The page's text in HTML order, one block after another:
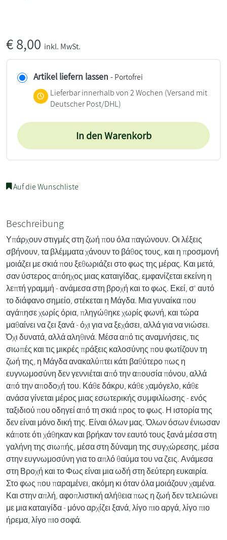
€8,00 inkl. MwSt.
Artikel liefern lassen - Portofrei
Lieferbar innerhalb von 2 Wochen (Versand mit
Deutscher Post/DHL)
In den Warenkorb
Auf die Wunschliste
Beschreibung
Υπάρχουν στιγμές στη ζωή που όλα παγώνουν. Οι λέξεις
σβήνουν, τα βλέμματα χάνουν το βάθος τους, και η προσμονή
μοιάζει με σκιά που ξεθωριάζει στο φως της μέρας. Και μετά,
σαν ύστερος απόηχος μιας καταιγίδας, εμφανίζεται εκείνη η
λεπτή γραμμή - ανάμεσα στη βροχή και το φως. Εκεί, σ' αυτό
το διάφανο σημείο, στέκεται η Μάγδα. Μια γυναίκα που
αγάπησε χωρίς όρια, πληγώθηκε χωρίς φωνή, και τώρα
μαθαίνει να ζει ξανά - όχι για να ξεχάσει, αλλά για να νιώσει.
Όχι δυνατά, αλλά αληθινά. Μέσα από τις αναμνήσεις, τις
σιωπές και τις μικρές πράξεις καλοσύνης που φωτίζουν τη
ζωή της, η Μάγδα ανακαλύπτει κάτι βαθύτερο πως η
ευγνωμοσύνη δεν γεννιέται από την απουσία πόνου, αλλά
από την αποδοχή του. Κάθε δάκρυ, κάθε χαμόγελο, κάθε
ανάσα γίνεται μέρος μιας εσωτερικής συμφιλίωσης - ενός
ταξιδιού που οδηγεί από τη σκιά προς το φως. Η ιστορία της
δεν είναι μόνο δική της. Είναι όλων μας. Όλων όσων ένιωσαν
κάποτε ότι χάθηκαν και βρήκαν τον εαυτό τους ξανά μέσα στη
γαλήνη της σιωπής, μέσα στη δύναμη της συγχώρεσης, μέσα
στην ευγνωμοσύνη για το απλό θαύμα του να ζεις. Ανάμεσα
στη Βροχή και το Φως είναι μια ωδή στη δεύτερη ευκαιρία.
Στο φως που παραμένει, ακόμη κι όταν όλα μοιάζουν χαμένα.
Και στην απλή, αφοπλιστική αλήθεια πως η ζωή δεν τελειώνει
με μια καταιγίδα - μόνο αρχίζει ξανά, λίγο πιο αργά, λίγο πιο
ήρεμα, λίγο πιο σοφά.